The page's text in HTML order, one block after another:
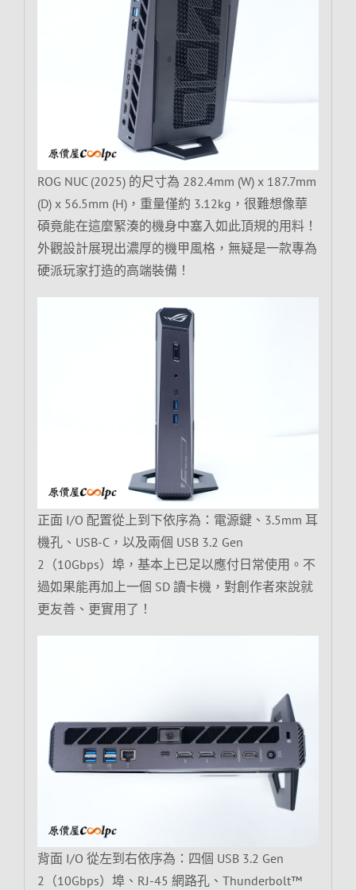
ROG NUC (2025) 的尺寸為 282.4mm (W) x 187.7mm
(D) x 56.5mm (H)，重量僅約 3.12kg，很難想像華
碩竟能在這麼緊湊的機身中塞入如此頂規的用料！
外觀設計展現出濃厚的機甲風格，無疑是一款專為
硬派玩家打造的高端裝備！
正面 I/O 配置從上到下依序為：電源鍵、3.5mm 耳
機孔、USB-C，以及兩個 USB 3.2 Gen
2（10Gbps）埠，基本上已足以應付日常使用。不
過如果能再加上一個 SD 讀卡機，對創作者來說就
更友善、更實用了！
背面 I/O 從左到右依序為：四個 USB 3.2 Gen
2（10Gbps）埠、RJ-45 網路孔、Thunderbolt™